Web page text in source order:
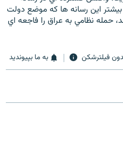
اين رسانه ها كه موضع دولت
حمله نظامي به عراق را فاجعه اي
فیلترشکن به ما بپیوندید